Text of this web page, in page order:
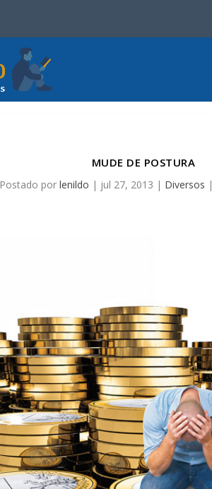
MUDE DE POSTURA
Postado por lenildo | jul 27, 2013 | Diversos |